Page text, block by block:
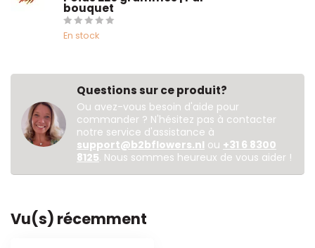
bouquet
En stock
Questions sur ce produit?
Ou avez-vous besoin d'aide pour
commander ? N'hésitez pas à contacter
notre service d'assistance à
support@b2bflowers.nl ou +31 6 8300
8125. Nous sommes heureux de vous aider !
Vu(s) récemment